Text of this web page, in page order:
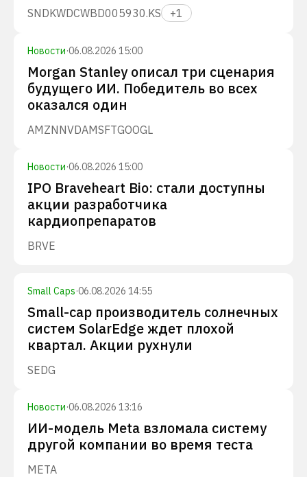
SNDKWDCWBD005930.KS +1
Новости·06.08.2026 15:00
Morgan Stanley описал три сценария
будущего ИИ. Победитель во всех
оказался один
AMZNNVDAMSFTGOOGL
Новости·06.08.2026 15:00
IPO Braveheart Bio: стали доступны
акции разработчика
кардиопрепаратов
BRVE
Small Caps·06.08.2026 14:55
Small-cap производитель солнечных
систем SolarEdge ждет плохой
квартал. Акции рухнули
SEDG
Новости·06.08.2026 13:16
ИИ-модель Meta взломала систему
другой компании во время теста
META